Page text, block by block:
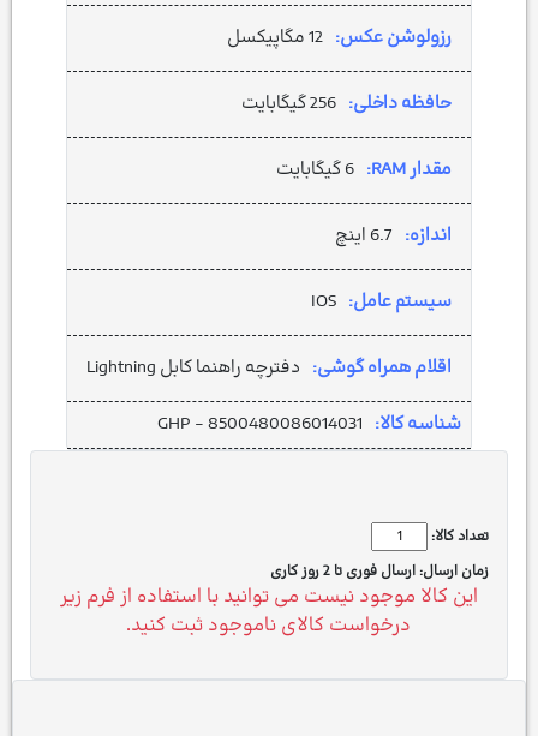
رزولوشن عکس: 12 مگاپیکسل
حافظه داخلی: 256 گیگابایت
مقدار RAM: 6 گیگابایت
اندازه: 6.7 اینچ
سیستم عامل: IOS
اقلام همراه گوشی: دفترچه‌ راهنما کابل Lightning
شناسه کالا: GHP - 8500480086014031
تعداد کالا:
زمان ارسال: ارسال فوری تا 2 روز کاری
این کالا موجود نیست می توانید با استفاده از فرم زیر
درخواست کالای ناموجود ثبت کنید.